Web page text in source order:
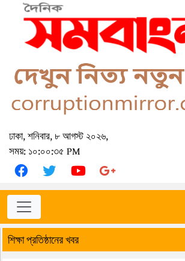
ঢাকা, শনিবার, ৮ আগস্ট ২০২৬,
সময়: ১০:০০:৩৫ PM
শিক্ষা প্রতিষ্ঠানের খবর